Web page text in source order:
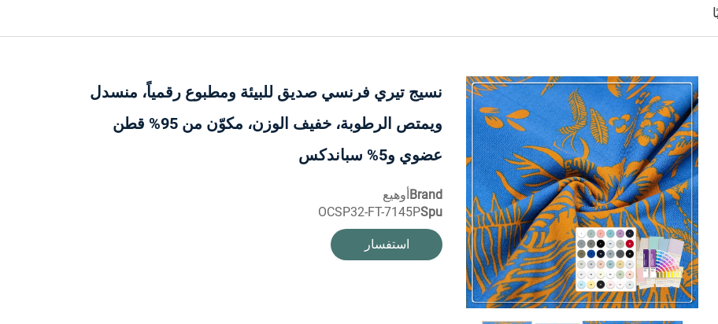
نسيج تيري فرنسي صديق للبيئة ومطبوع رقمياً، منسدل
ويمتص الرطوبة، خفيف الوزن، مكوّن من 95% قطن
عضوي و5% سباندكس
Brandأوهيع
Spu
OCSP32-FT-7145P
استفسار